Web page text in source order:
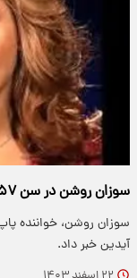
سوزان روشن در سن ۵۷ سالگی صاحب فرزند شد
سوزان روشن، خواننده
آیدین خبر داد.